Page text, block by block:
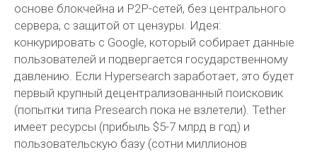
основе блокчейна и P2P-сетей, без центрального
сервера, с защитой от цензуры. Идея:
конкурировать с Google, который собирает данные
пользователей и подвергается государственному
давлению. Если Hypersearch заработает, это будет
первый крупный децентрализованный поисковик
(попытки типа Presearch пока не взлетели). Tether
имеет ресурсы (прибыль $5-7 млрд в год) и
пользовательскую базу (сотни миллионов